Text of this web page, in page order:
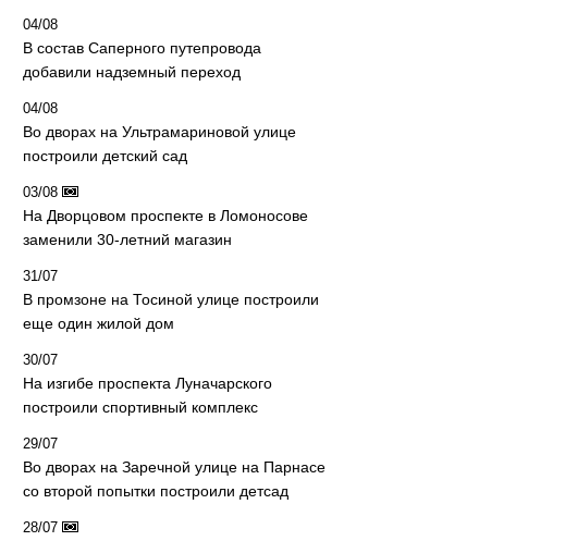
04/08
В состав Саперного путепровода
добавили надземный переход
04/08
Во дворах на Ультрамариновой улице
построили детский сад
03/08
На Дворцовом проспекте в Ломоносове
заменили 30-летний магазин
31/07
В промзоне на Тосиной улице построили
еще один жилой дом
30/07
На изгибе проспекта Луначарского
построили спортивный комплекс
29/07
Во дворах на Заречной улице на Парнасе
со второй попытки построили детсад
28/07